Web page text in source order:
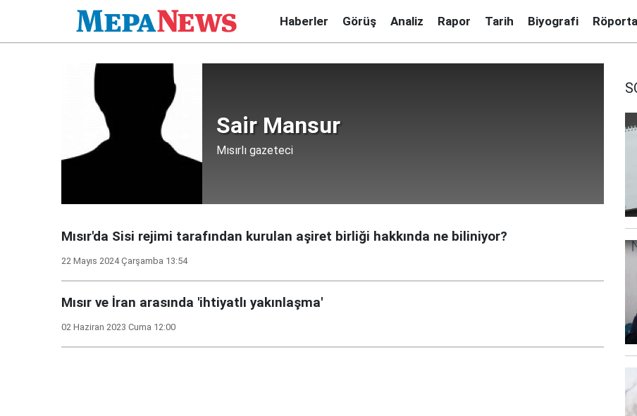
Haberler Görüş Analiz Rapor Tarih Biyografi
Sair Mansur
Mısırlı gazeteci
Mısır'da Sisi rejimi tarafından kurulan aşiret birliği hakkında ne biliniyor?
22 Mayıs 2024 Çarşamba 13:54
Mısır ve İran arasında 'ihtiyatlı yakınlaşma'
02 Haziran 2023 Cuma 12:00